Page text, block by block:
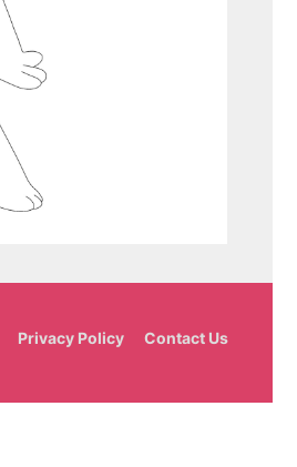
Privacy Policy Contact Us